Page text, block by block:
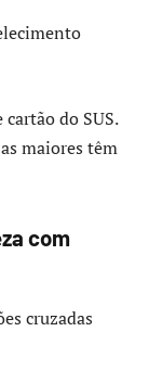
do SUS.
maiores têm
com
cruzadas